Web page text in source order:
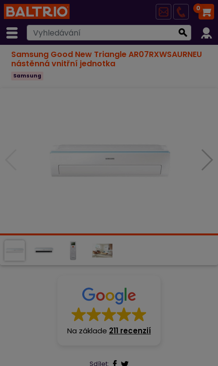
0
Samsung Good New Triangle AR07RXWSAURNEU
nástěnná vnitřní jednotka
Samsung
Sdílet:
Na základe 211 recenzií